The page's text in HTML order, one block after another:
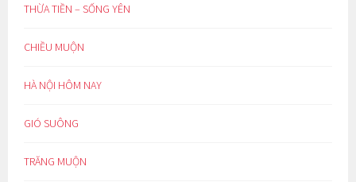
THỪA TIỀN – SỐNG YÊN
CHIỀU MUỘN
HÀ NỘI HÔM NAY
GIÓ SUÔNG
TRĂNG MUỘN